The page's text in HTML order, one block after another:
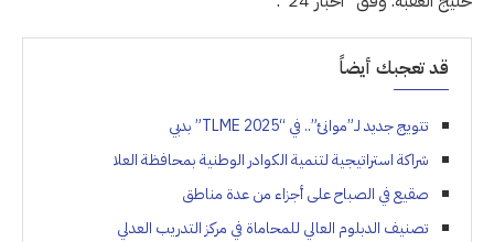
قد تعجبك أيضاً
تتويج جديد لـ”موانئ”.. في “TLME 2025” بدبي
شراكة استراتيجية لتنمية الكوادر الوطنية بمحافظة العلا
صقيع في الصباح على أجزاء من عدة مناطق
تصنيف الدبلوم العالي للمحاماة في مركز التدريب العدلي